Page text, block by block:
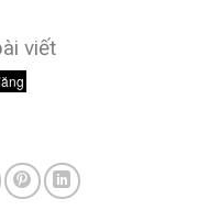
viết